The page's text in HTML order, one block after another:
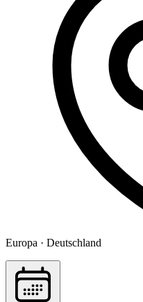
Europa · Deutschland